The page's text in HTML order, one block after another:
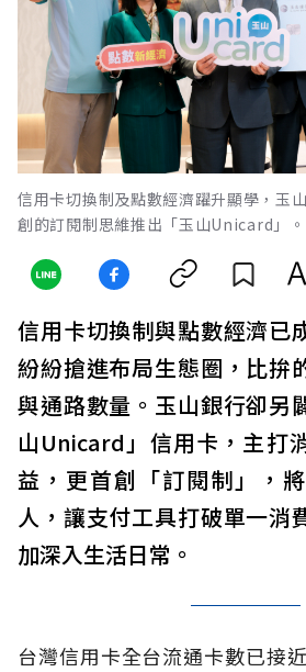
信用卡切換制及點數經濟躍升顯學，玉
創的訂閱制思維推出「玉山Unicard」。
信用卡切換制與點數經濟已
紛紛搶進布局生態圈，比拚
與通路數量。玉山銀行卻另
山Unicard」信用卡，主打
益，更首創「訂閱制」，
人，讓支付工具打破單一消
加深入生活日常。
台灣信用卡全台流通卡數已接